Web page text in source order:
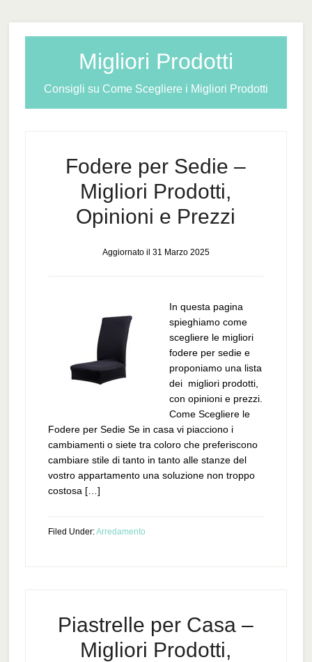
Migliori Prodotti
Consigli su Come Scegliere i Migliori Prodotti
Fodere per Sedie –
Migliori Prodotti,
Opinioni e Prezzi
Aggiornato il 31 Marzo 2025
In questa pagina
spieghiamo come
scegliere le migliori
fodere per sedie e
proponiamo una lista
dei migliori prodotti,
con opinioni e prezzi.
Come Scegliere le
Fodere per Sedie Se in casa vi piacciono i
cambiamenti o siete tra coloro che preferiscono
cambiare stile di tanto in tanto alle stanze del
vostro appartamento una soluzione non troppo
costosa […]
Filed Under:Arredamento
Piastrelle per Casa –
Migliori Prodotti,